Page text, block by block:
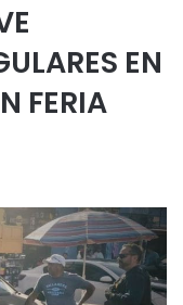
EN
FERIA